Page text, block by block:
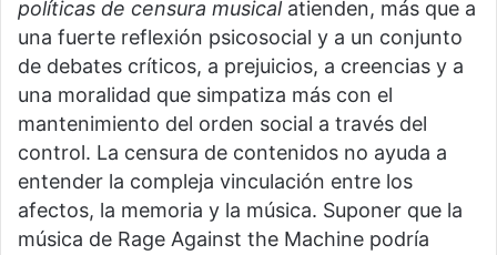
políticas de censura musicalatienden, más que a
una fuerte reflexión psicosocial y a un conjunto
de debates críticos, a prejuicios, a creencias y a
una moralidad que simpatiza más con el
mantenimiento del orden social a través del
control. La censura de contenidos no ayuda a
entender la compleja vinculación entre los
afectos, la memoria y la música. Suponer que la
música de Rage Against the Machine podría